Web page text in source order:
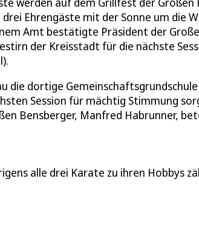
Ehrengäste mit der Sonne um die
Amt bestätigte Präsident der
der Kreisstadt für die nächste
die dortige
Session für mächtig Stimmung
Bensberger, Manfred Habrunner,
alle drei Karate zu ihren Hobbys